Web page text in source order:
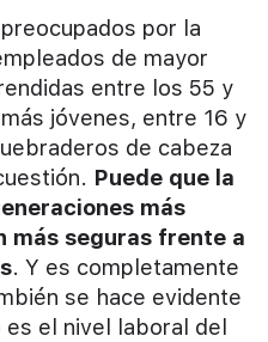
por la
de mayor
entre los 55 y
jóvenes, entre 16 y
de cabeza
Puede que la
más
más seguras frente a
. Y es completamente
se hace evidente
es el nivel laboral del